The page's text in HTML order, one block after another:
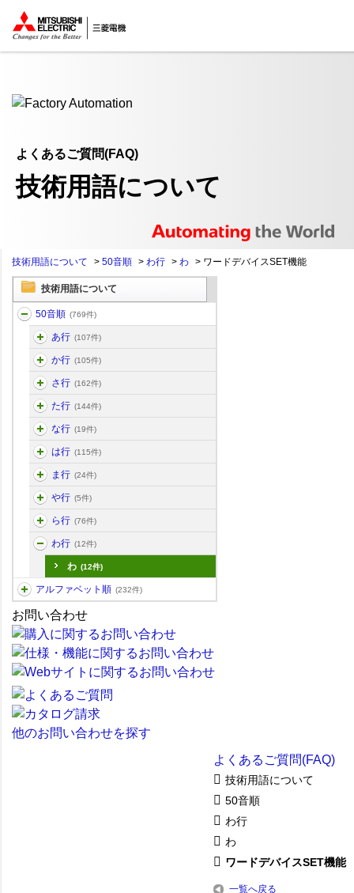
ここから本文
よくあるご質問(FAQ)
技術用語について
技術用語について > 50音順 > わ行 > わ > ワードデバイスSET機能
技術用語について
50音順 (769件)
あ行 (107件)
か行 (105件)
さ行 (162件)
た行 (144件)
な行 (19件)
は行 (115件)
ま行 (24件)
や行 (5件)
ら行 (76件)
わ行 (12件)
わ (12件)
アルファベット順 (232件)
お問い合わせ
他のお問い合わせを探す
よくあるご質問(FAQ)
技術用語について
50音順
わ行
わ
ワードデバイスSET機能
一覧へ戻る